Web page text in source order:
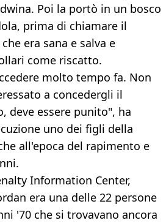
Poi la portò in un bosco
prima di chiamare il
era sana e salva e
come riscatto.
molto tempo fa. Non
a concedergli il
deve essere punito", ha
uno dei figli della
all'epoca del rapimento e
Information Center,
era una delle 22 persone
'70 che si trovavano ancora